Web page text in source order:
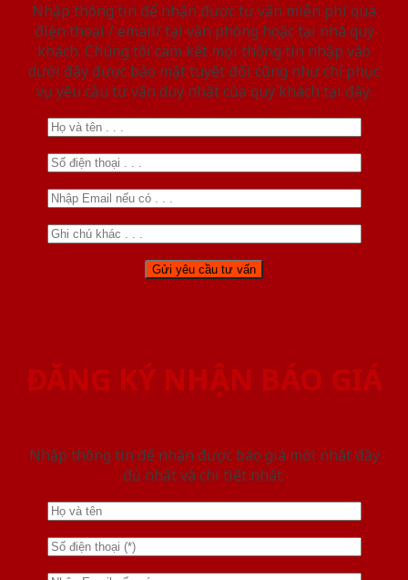
Nhập thông tin để nhận được tư vấn miễn phí qua
điện thoại / email/ tại văn phòng hoặc tại nhà quý
khách. Chúng tôi cam kết mọi thông tin nhập vào
dưới đây được bảo mật tuyệt đối cũng như chỉ phục
vụ yêu cầu tư vấn duy nhất của quý khách tại đây.
ĐĂNG KÝ NHẬN BÁO GIÁ
Nhập thông tin để nhận được báo giá mới nhât đầy
đủ nhất và chi tiết nhất.